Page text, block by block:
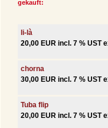
gekauft:
li-là
20,00 EUR incl. 7 % UST
chorna
30,00 EUR incl. 7 % UST
Tuba flip
20,00 EUR incl. 7 % UST